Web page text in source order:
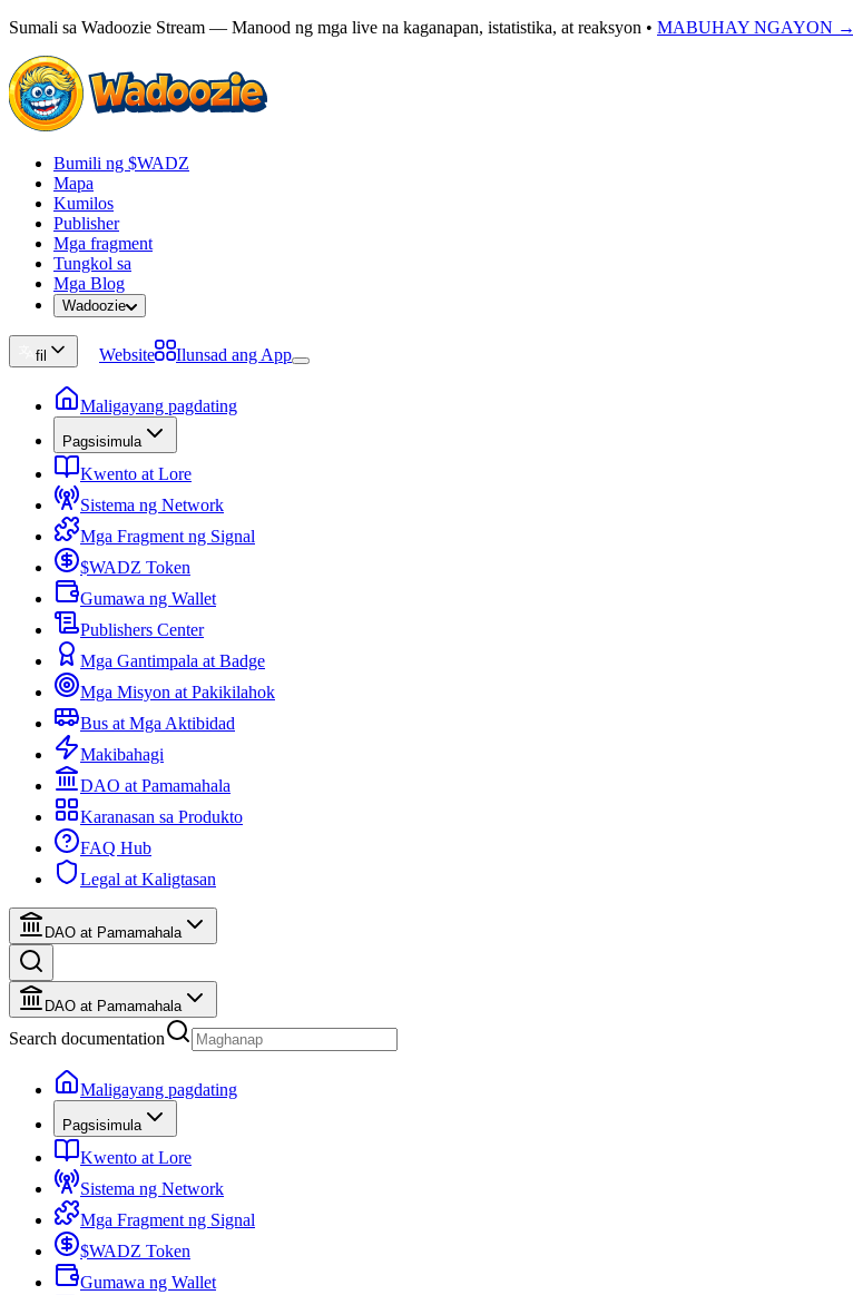
Sumali sa Wadoozie Stream — Manood ng mga live na kaganapan, istatistika, at reaksyon • MABUHAY NGAYON →
Bumili ng $WADZ
Mapa
Kumilos
Publisher
Mga fragment
Tungkol sa
Mga Blog
Wadoozie
fil Website Ilunsad ang App
Maligayang pagdating
Pagsisimula
Kwento at Lore
Sistema ng Network
Mga Fragment ng Signal
$WADZ Token
Gumawa ng Wallet
Publishers Center
Mga Gantimpala at Badge
Mga Misyon at Pakikilahok
Bus at Mga Aktibidad
Makibahagi
DAO at Pamamahala
Karanasan sa Produkto
FAQ Hub
Legal at Kaligtasan
DAO at Pamamahala
DAO at Pamamahala
Search documentation
Maligayang pagdating
Pagsisimula
Kwento at Lore
Sistema ng Network
Mga Fragment ng Signal
$WADZ Token
Gumawa ng Wallet